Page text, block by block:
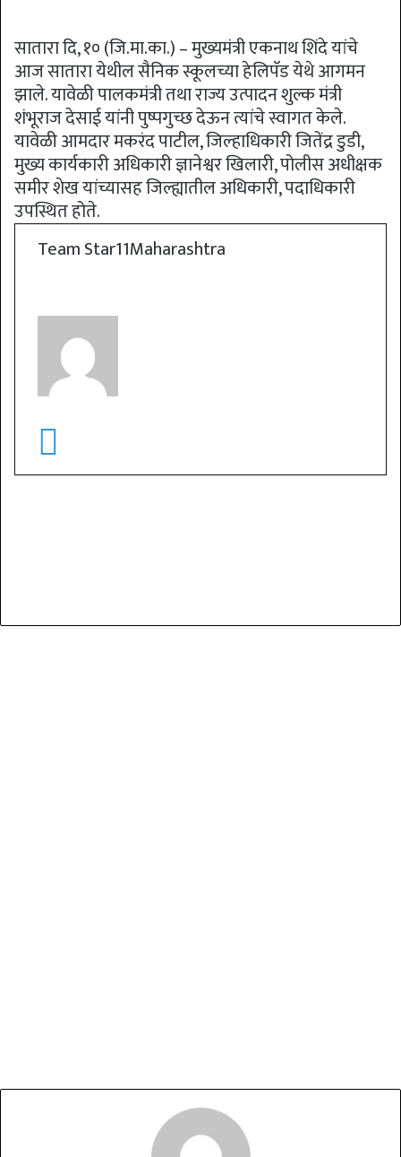
सातारा दि, १० (जि.मा.का.) – मुख्यमंत्री एकनाथ शिंदे यांचे
आज सातारा येथील सैनिक स्कूलच्या हेलिपॅड येथे आगमन
झाले. यावेळी पालकमंत्री तथा राज्य उत्पादन शुल्क मंत्री
शंभूराज देसाई यांनी पुष्पगुच्छ देऊन त्यांचे स्वागत केले.
यावेळी आमदार मकरंद पाटील, जिल्हाधिकारी जितेंद्र डुडी,
मुख्य कार्यकारी अधिकारी ज्ञानेश्वर खिलारी, पोलीस अधीक्षक
समीर शेख यांच्यासह जिल्ह्यातील अधिकारी, पदाधिकारी
उपस्थित होते.
Team Star11Maharashtra